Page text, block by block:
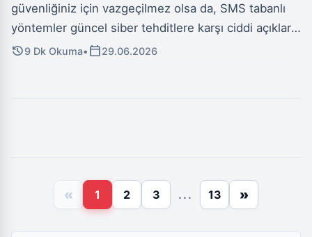
güvenliğiniz için vazgeçilmez olsa da, SMS tabanlı
yöntemler güncel siber tehditlere karşı ciddi açıklar
barındırıyor. Hesaplarınızı kötü niyetli kişilerden
history9 Dk Okuma• calendar_today29.06.2026
« 1 2 3 ... 13 »